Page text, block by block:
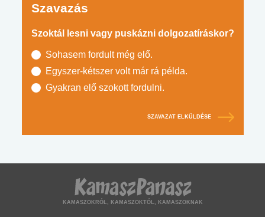
Szavazás
Szoktál lesni vagy puskázni dolgozatíráskor?
Sohasem fordult még elő.
Egyszer-kétszer volt már rá példa.
Gyakran elő szokott fordulni.
SZAVAZAT ELKÜLDÉSE
KAMASZOKRÓL, KAMASZOKTÓL, KAMASZOKNAK